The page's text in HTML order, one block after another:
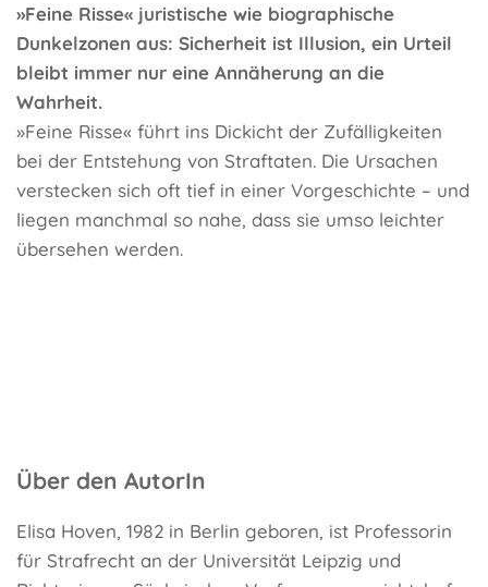
»Feine Risse« juristische wie biographische
Dunkelzonen aus: Sicherheit ist Illusion, ein Urteil
bleibt immer nur eine Annäherung an die
Wahrheit.
»Feine Risse« führt ins Dickicht der Zufälligkeiten
bei der Entstehung von Straftaten. Die Ursachen
verstecken sich oft tief in einer Vorgeschichte – und
liegen manchmal so nahe, dass sie umso leichter
übersehen werden.
Über den AutorIn
Elisa Hoven, 1982 in Berlin geboren, ist Professorin
für Strafrecht an der Universität Leipzig und